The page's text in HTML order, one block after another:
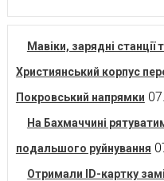
Мавіки, зарядні станції
Християнський корпус
Покровський напрямки
На Бахмаччині
подальшого руйнування
Отримали ID-картку